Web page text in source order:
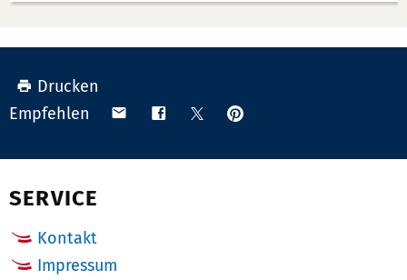
Drucken
Empfehlen
Teilen Teilen TeilenAnpinnen
SERVICE
Kontakt
Impressum